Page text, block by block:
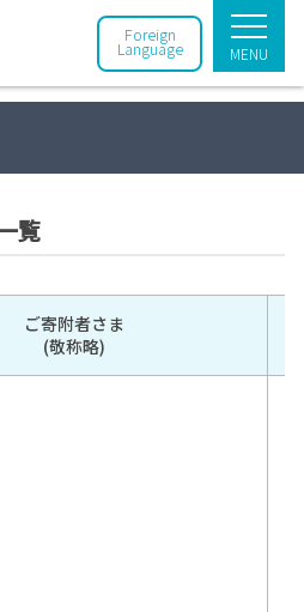
Foreign
Language MENU
覧
ご寄附者さま
(敬称略)